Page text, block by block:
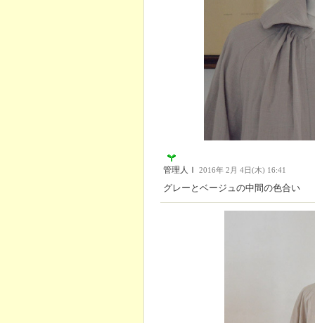
管理人Ｉ 2016年 2月 4日(木) 16:41
グレーとベージュの中間の色合い